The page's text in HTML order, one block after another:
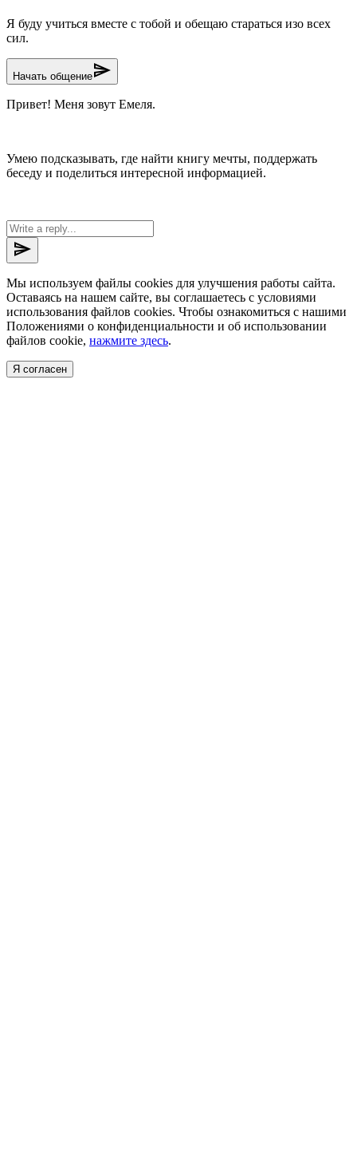
Я буду учиться вместе с тобой и обещаю стараться изо всех
сил.
Начать общениеsend
Привет! Меня зовут Емеля.
Умею подсказывать, где найти книгу мечты, поддержать
беседу и поделиться интересной информацией.
send
Мы используем файлы cookies для улучшения работы сайта.
Оставаясь на нашем сайте, вы соглашаетесь с условиями
использования файлов cookies. Чтобы ознакомиться с нашими
Положениями о конфиденциальности и об использовании
файлов cookie, нажмите здесь.
Я согласен